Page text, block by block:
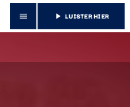
menu play_arrow LUISTER HIER